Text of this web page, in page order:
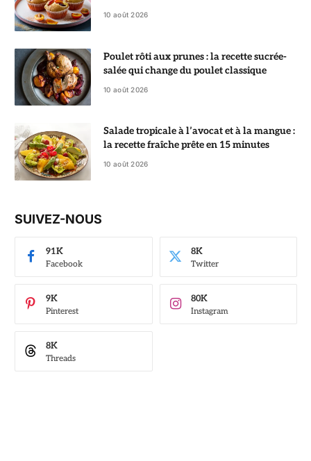
10 août 2026
Poulet rôti aux prunes : la recette sucrée-
salée qui change du poulet classique
10 août 2026
Salade tropicale à l’avocat et à la mangue :
la recette fraîche prête en 15 minutes
10 août 2026
SUIVEZ-NOUS
Facebook
91K
Twitter
8K
Pinterest
9K
Instagram
80K
Threads
8K